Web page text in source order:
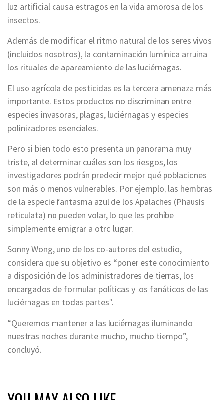
luz artificial causa estragos en la vida amorosa de los
insectos.
Además de modificar el ritmo natural de los seres vivos
(incluidos nosotros), la contaminación lumínica arruina
los rituales de apareamiento de las luciérnagas.
El uso agrícola de pesticidas es la tercera amenaza más
importante. Estos productos no discriminan entre
especies invasoras, plagas, luciérnagas y especies
polinizadores esenciales.
Pero si bien todo esto presenta un panorama muy
triste, al determinar cuáles son los riesgos, los
investigadores podrán predecir mejor qué poblaciones
son más o menos vulnerables. Por ejemplo, las hembras
de la especie fantasma azul de los Apalaches (Phausis
reticulata) no pueden volar, lo que les prohíbe
simplemente emigrar a otro lugar.
Sonny Wong, uno de los co-autores del estudio,
considera que su objetivo es “poner este conocimiento
a disposición de los administradores de tierras, los
encargados de formular políticas y los fanáticos de las
luciérnagas en todas partes”.
“Queremos mantener a las luciérnagas iluminando
nuestras noches durante mucho, mucho tiempo”,
concluyó.